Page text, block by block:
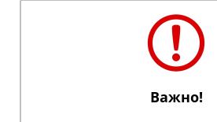
Важно!